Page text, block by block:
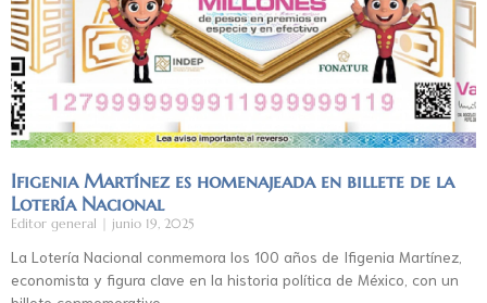
Ifigenia Martínez es homenajeada en billete de la
Lotería Nacional
Editor general junio 19, 2025
La Lotería Nacional conmemora los 100 años de Ifigenia Martínez,
economista y figura clave en la historia política de México, con un